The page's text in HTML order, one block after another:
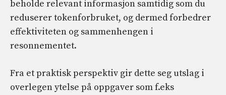
beholde relevant informasjon samtidig som du
reduserer tokenforbruket, og dermed forbedrer
effektiviteten og sammenhengen i
resonnementet.
Fra et praktisk perspektiv gir dette seg utslag i
overlegen ytelse på oppgaver som f.eks